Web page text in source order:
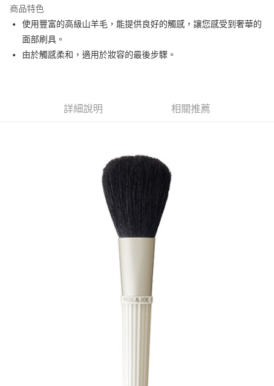
Google Pay
全盈+PAY
大哥付你分期
2.付款方式選擇「大哥付你分期」，訂單成立後會自動跳轉到大哥付的交易
4.訂單成立30分鐘內，如未前往確認交易或遇審核未通過，訂單將自動取
消。如遇「轉專審核」未通過狀況，表示未達大哥付你分期系統評分，恕無
1.分期款項不併入電信帳單，「大哥付你分期」於每月結算日後寄送繳費提
2.透過簡訊連結打開帳單後，可選擇「超商條碼／台灣大直營門市／銀行轉
帳／街口支付／iPASS MONEY」等通路繳費。
1.本服務係由「台灣大哥大股份有限公司」（以下簡稱本公司）所提供，讓
用戶於交易時，得透過本服務購買商品或服務，並由商店將買賣／分期付款
買賣價金債權讓與本公司後，依約使用本公司帳單繳交帳款。
2.基於同意付款使用「大哥付你分期」之契約關係目的，商店將以您的個人
資料（包含姓名、電話或地址）提供予台灣大哥大進項蒐集、處理及利用，
由本公司與您本人進行分期帳單所需資料之確認、核對及更正。
１．簡單：不需註冊會員、不需綁卡、不需儲值。
２．便利：只要手機號碼，簡訊認證，即可結帳。
３．安心：先確認商品／服務後，再付款。
【「AFTEE先享後付」結帳流程】
１．於結帳方式選擇「AFTEE先享後付」後，將跳轉至「AFTEE先享後付」
結帳頁面，進行簡訊認證並確認金額後，即可完成結帳。
２．訂單成立數日內，您將收到繳費通知簡訊。
３．收到繳費通知簡訊後14天內，點擊此簡訊中的連結，可透過四大超商／
ATM／網路銀行／等多元方式進行付款，方視為交易完成。
※ 請注意：結帳手續完成當下不需立刻繳費，但若您需要取消訂單，請聯絡
購買商品的店家。未經商家同意取消之訂單仍視為有效，需透過AFTEE先享
※ 交易是否成功請以「AFTEE先享後付 」之結帳頁面顯示為準，若有關於
是否繳費成功／繳費後需取消欲退款等相關疑問，請聯繫「AFTEE先享後付
https://netprotections.freshdesk.com/support/home
１．透過由恩沛科技股份有限公司提供之「AFTEE先享後付」服務完成之交
易，需依本服務之必要範圍內提供個人資料，並將交易相關給付款項請求債
每筆NT$70，滿NT$899(含以上)免運費
每筆NT$70，滿NT$899(含以上)免運費
每筆NT$100，滿NT$1,000(含以上)免運費
京站台北店客服中心(1F星巴克旁) 即日起不提供京站紙袋，取件時
請自備購物袋，若需購買紙袋可現場詢問
商品特色
使用豐富的高級山羊毛，能提供良好的觸感，讓您感受到奢華的
面部刷具。
由於觸感柔和，適用於妝容的最後步驟。
詳細說明 相關推薦